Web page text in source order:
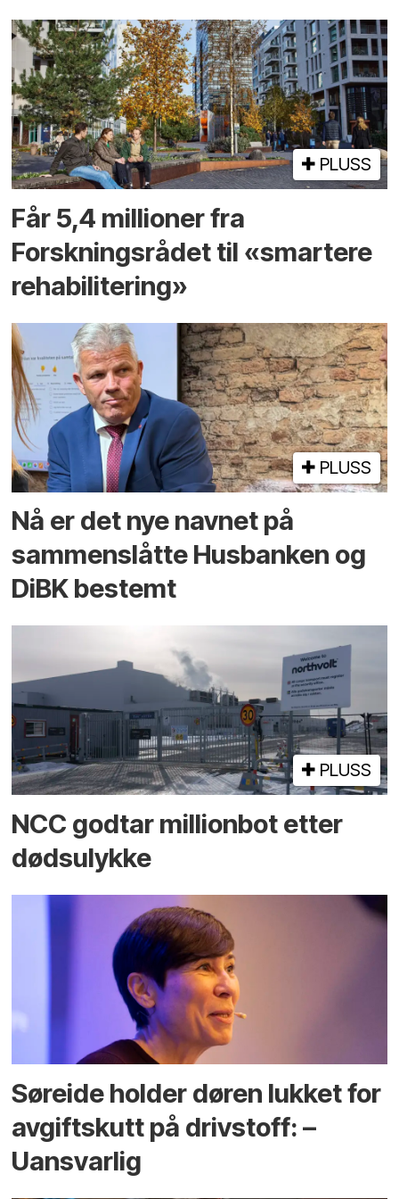
PLUSS
Får 5,4 millioner fra
Forskningsrådet til «smartere
rehabilitering»
PLUSS
Nå er det nye navnet på
sammenslåtte Husbanken og
DiBK bestemt
PLUSS
NCC godtar millionbot etter
dødsulykke
Søreide holder døren lukket for
avgiftskutt på drivstoff: –
Uansvarlig